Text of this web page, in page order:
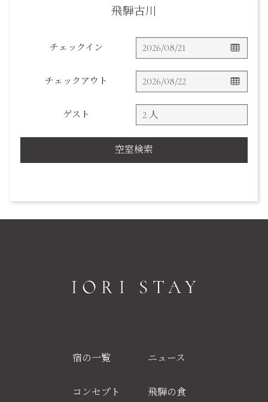
飛騨古川
チェックイン
チェックアウト
ゲスト
空室検索
宿の一覧
コンセプト
ニュース
飛騨の食